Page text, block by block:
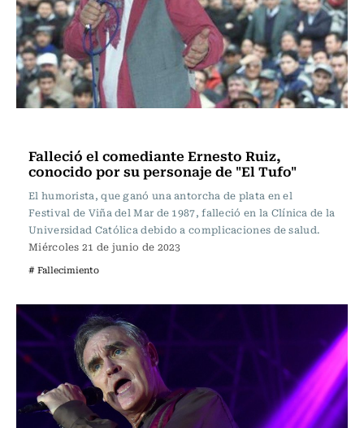
Falleció el comediante Ernesto Ruiz,
conocido por su personaje de "El Tufo"
El humorista, que ganó una antorcha de plata en el
Festival de Viña del Mar de 1987, falleció en la Clínica de la
Universidad Católica debido a complicaciones de salud.
Miércoles 21 de junio de 2023
# Fallecimiento